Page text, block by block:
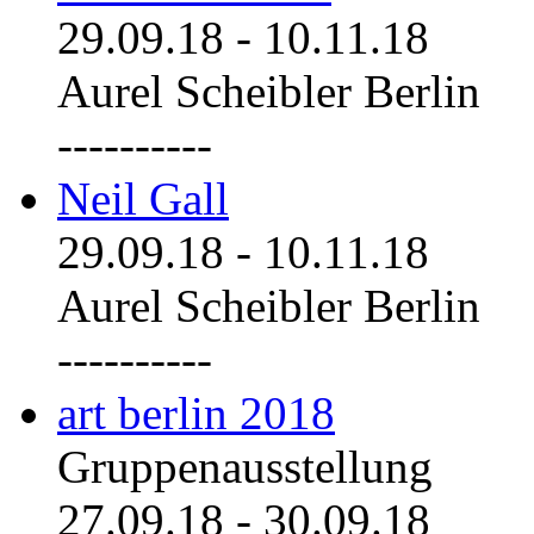
29.09.18 - 10.11.18
Aurel Scheibler Berlin
----------
Neil Gall
29.09.18 - 10.11.18
Aurel Scheibler Berlin
----------
art berlin 2018
Gruppenausstellung
27.09.18 - 30.09.18